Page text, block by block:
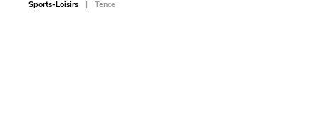
Sports-Loisirs Tence